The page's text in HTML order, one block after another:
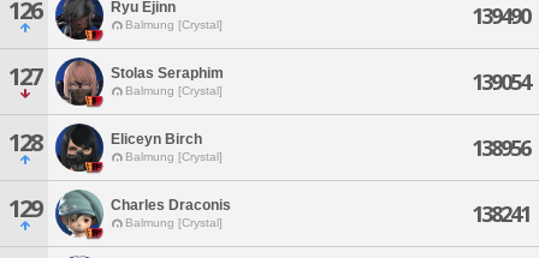
126 Ryu Ejinn
Balmung [Crystal] 139490
127 Stolas Seraphim
Balmung [Crystal] 139054
128 Eliceyn Birch
Balmung [Crystal] 138956
129 Charles Draconis
Balmung [Crystal] 138241